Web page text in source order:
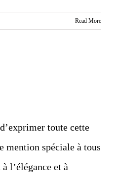
Read More
toute cette
mention spéciale à tous
l’élégance et à